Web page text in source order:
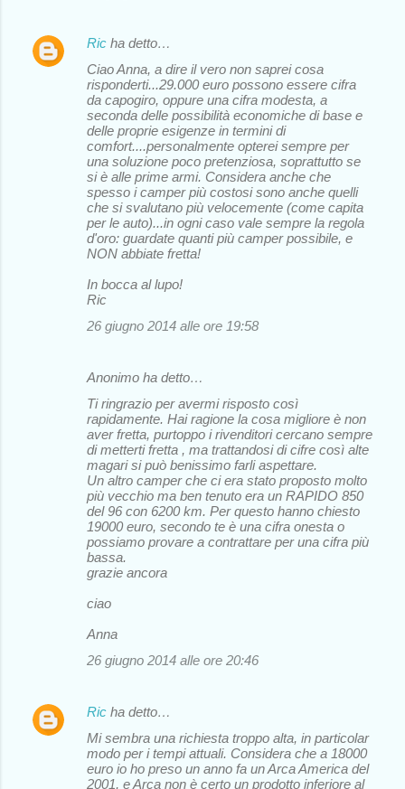
Ric ha detto…
Ciao Anna, a dire il vero non saprei cosa
risponderti...29.000 euro possono essere cifra
da capogiro, oppure una cifra modesta, a
seconda delle possibilità economiche di base e
delle proprie esigenze in termini di
comfort....personalmente opterei sempre per
una soluzione poco pretenziosa, soprattutto se
si è alle prime armi. Considera anche che
spesso i camper più costosi sono anche quelli
che si svalutano più velocemente (come capita
per le auto)...in ogni caso vale sempre la regola
d'oro: guardate quanti più camper possibile, e
NON abbiate fretta!
In bocca al lupo!
Ric
26 giugno 2014 alle ore 19:58
Anonimo ha detto…
Ti ringrazio per avermi risposto così
rapidamente. Hai ragione la cosa migliore è non
aver fretta, purtoppo i rivenditori cercano sempre
di metterti fretta , ma trattandosi di cifre così alte
magari si può benissimo farli aspettare.
Un altro camper che ci era stato proposto molto
più vecchio ma ben tenuto era un RAPIDO 850
del 96 con 6200 km. Per questo hanno chiesto
19000 euro, secondo te è una cifra onesta o
possiamo provare a contrattare per una cifra più
bassa.
grazie ancora
ciao
Anna
26 giugno 2014 alle ore 20:46
Ric ha detto…
Mi sembra una richiesta troppo alta, in particolar
modo per i tempi attuali. Considera che a 18000
euro io ho preso un anno fa un Arca America del
2001, e Arca non è certo un prodotto inferiore al